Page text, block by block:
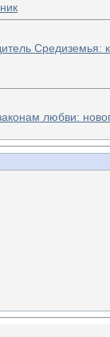
Средиземья:
любви: